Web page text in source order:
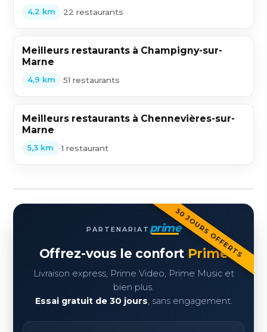
4,2 km •22 restaurants
Meilleurs restaurants à Champigny-sur-
Marne
4,9 km •51 restaurants
Meilleurs restaurants à Chennevières-sur-
Marne
5,3 km •1 restaurant
30 JOURS OFFERTS
PARTENARIAT prime
Offrez-vous le confort Prime
Livraison express, Prime Video, Prime Music et
bien plus.
Essai gratuit de 30 jours, sans engagement.